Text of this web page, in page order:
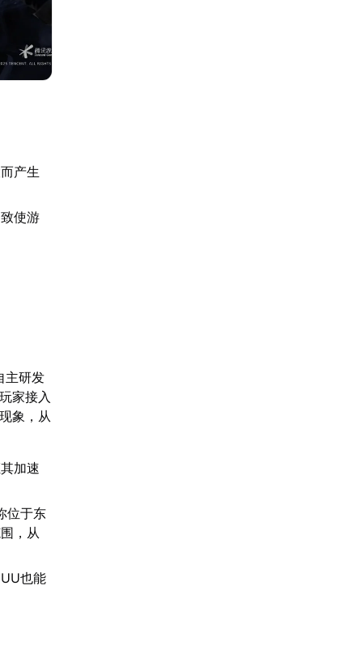
产生
使游
主研发
家接入
象，从
加速
位于东
，从
也能